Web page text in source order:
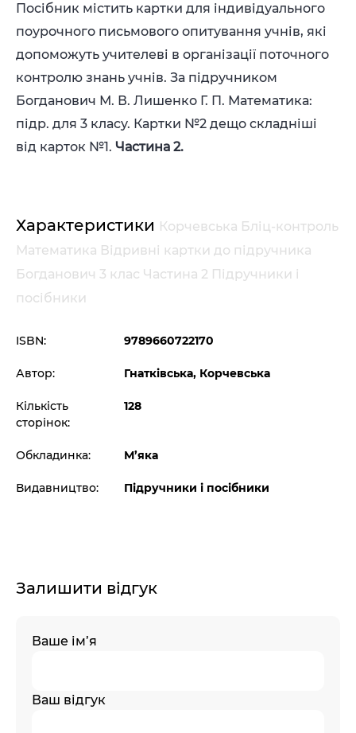
Посібник містить картки для індивідуального
поурочного письмового опитування учнів, які
допоможуть учителеві в організації поточного
контролю знань учнів. За підручником
Богданович М. В. Лишенко Г. П. Математика:
підр. для 3 класу. Картки №2 дещо складніші
від карток №1. Частина 2.
Характеристики Корчевська Бліц-контроль
Математика Відривні картки до підручника
Богданович 3 клас Частина 2 Підручники і
посібники
ISBN: 9789660722170
Автор: Гнатківська, Корчевська
Кількість
сторінок:
128
Обкладинка: М’яка
Видавництво: Підручники і посібники
Залишити відгук
Ваше ім’я
Ваш відгук